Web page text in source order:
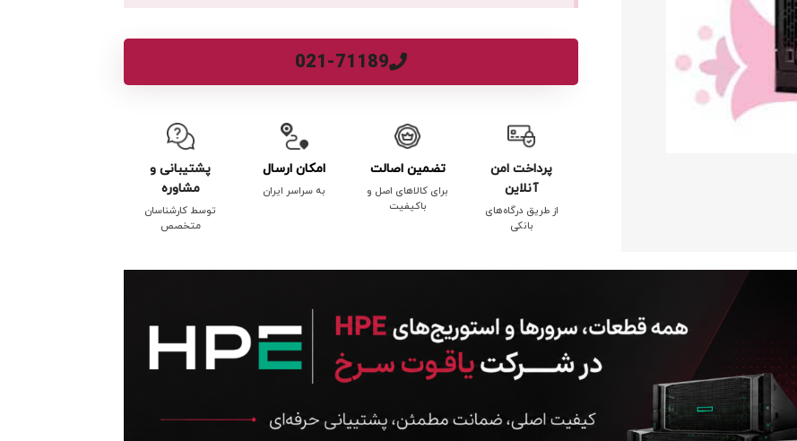
021-71189
پرداخت امن
آنلاین
از طریق درگاه‌های
بانکی
تضمین اصالت
برای کالاهای اصل و
باکیفیت
امکان ارسال
به سراسر ایران
پشتیبانی و
مشاوره
توسط کارشناسان
متخصص